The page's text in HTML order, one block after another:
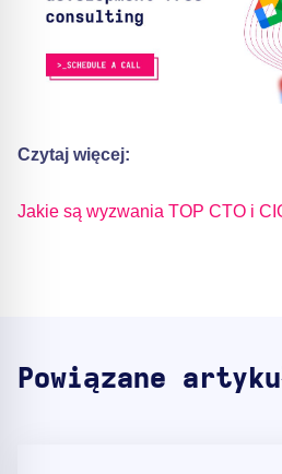
Czytaj więcej:
Jakie są wyzwania TOP CTO i
Powiązane